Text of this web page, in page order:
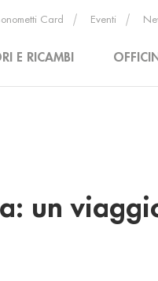
E RICAMBI
Card Eventi
un